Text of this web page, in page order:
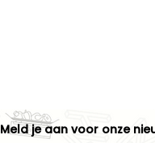
Meld je aan voor onze